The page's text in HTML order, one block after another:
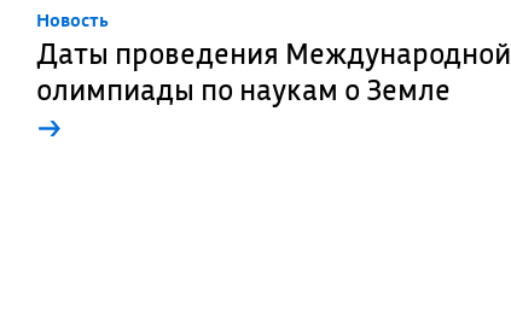
Новость
Даты проведения Международной
олимпиады по наукам о Земле
→